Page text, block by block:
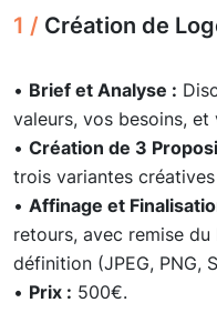
1 / Création de
• Brief et Analyse :
valeurs, vos besoins, et
• Création de 3
trois variantes
• Affinage et
retours, avec remise
définition (JPEG, PNG,
• Prix : 500€.